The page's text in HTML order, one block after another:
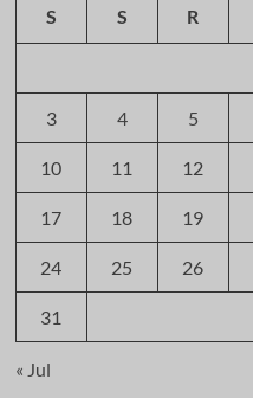
S S R
3 4 5
10 11 12
17 18 19
24 25 26
31
« Jul